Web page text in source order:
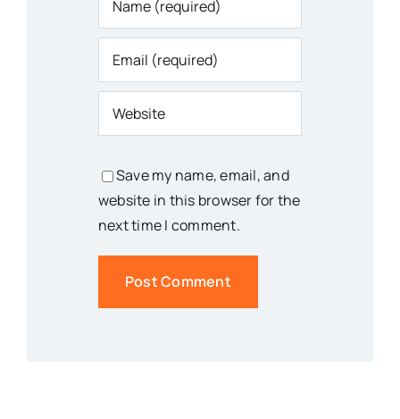
Save my name, email, and
website in this browser for the
next time I comment.